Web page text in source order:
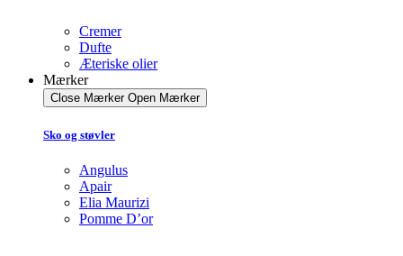
Cremer
Dufte
Æteriske olier
Mærker
Close Mærker Open Mærker
Sko og støvler
Angulus
Apair
Elia Maurizi
Pomme D’or